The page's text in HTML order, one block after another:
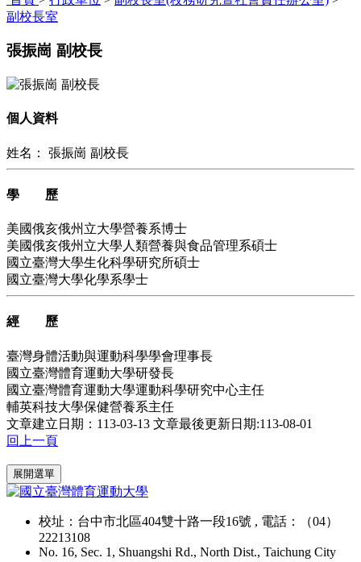
副校長室
張振崗 副校長
個人資料
姓名： 張振崗 副校長
學 歷
美國俄亥俄州立大學營養系博士
美國俄亥俄州立大學人類營養與食品管理系碩士
國立臺灣大學生化科學研究所碩士
國立臺灣大學化學系學士
經 歷
臺灣身體活動與運動科學學會理事長
國立臺灣體育運動大學研發長
國立臺灣體育運動大學運動科學研究中心主任
輔英科技大學保健營養系主任
文章建立日期：113-03-13 文章最後更新日期:113-08-01
回上一頁
展開選單
校址：台中市北區404雙十路一段16號 , 電話：（04）
22213108
No. 16, Sec. 1, Shuangshi Rd., North Dist., Taichung City